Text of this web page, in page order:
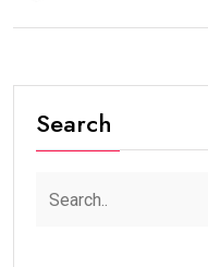
Search